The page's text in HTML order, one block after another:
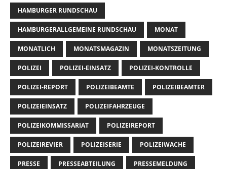
HAMBURGER RUNDSCHAU
HAMBURGERALLGEMEINE RUNDSCHAU MONAT
MONATLICH MONATSMAGAZIN MONATSZEITUNG
POLIZEI POLIZEI-EINSATZ POLIZEI-KONTROLLE
POLIZEI-REPORT POLIZEIBEAMTE POLIZEIBEAMTER
POLIZEIEINSATZ POLIZEIFAHRZEUGE
POLIZEIKOMMISSARIAT POLIZEIREPORT
POLIZEIREVIER POLIZEISERIE POLIZEIWACHE
PRESSE PRESSEABTEILUNG PRESSEMELDUNG